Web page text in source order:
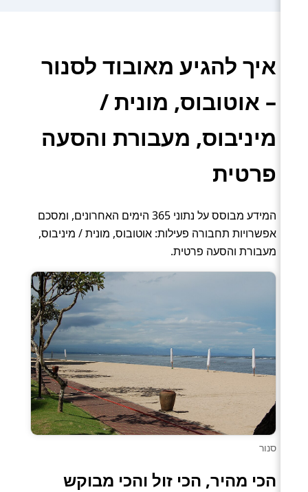
איך להגיע מאובוד לסנור
– אוטובוס, מונית /
מיניבוס, מעבורת והסעה
פרטית
המידע מבוסס על נתוני 365 הימים האחרונים, ומסכם
אפשרויות תחבורה פעילות: אוטובוס, מונית / מיניבוס,
מעבורת והסעה פרטית.
סנור
הכי מהיר, הכי זול והכי מבוקש